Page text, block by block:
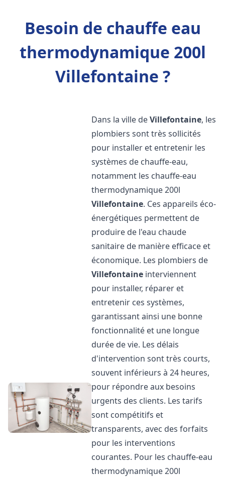
Besoin de chauffe eau
thermodynamique 200l
Villefontaine ?
Dans la ville deVillefontaine, les
plombiers sont très sollicités
pour installer et entretenir les
systèmes de chauffe-eau,
notamment les chauffe-eau
thermodynamique 200l
Villefontaine. Ces appareils éco-
énergétiques permettent de
produire de l'eau chaude
sanitaire de manière efficace et
économique. Les plombiers de
Villefontaine interviennent
pour installer, réparer et
entretenir ces systèmes,
garantissant ainsi une bonne
fonctionnalité et une longue
durée de vie. Les délais
d'intervention sont très courts,
souvent inférieurs à 24 heures,
pour répondre aux besoins
urgents des clients. Les tarifs
sont compétitifs et
transparents, avec des forfaits
pour les interventions
courantes. Pour les chauffe-eau
thermodynamique 200l